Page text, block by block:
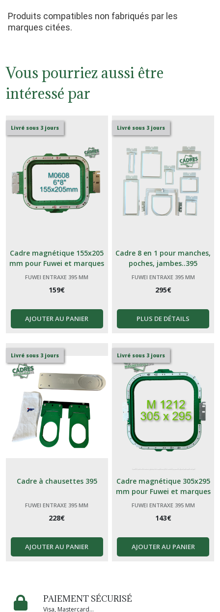
Produits compatibles non fabriqués par les
marques citées.
Vous pourriez aussi être
intéressé par
Livré sous 3 jours
Cadre magnétique 155x205
mm pour Fuwei et marques
génériques Chinoises 395
FUWEI ENTRAXE 395 MM
159€
AJOUTER AU PANIER
Livré sous 3 jours
Cadre 8 en 1 pour manches,
poches, jambes..395
FUWEI ENTRAXE 395 MM
295€
PLUS DE DÉTAILS
Livré sous 3 jours
Cadre à chausettes 395
FUWEI ENTRAXE 395 MM
228€
AJOUTER AU PANIER
Livré sous 3 jours
Cadre magnétique 305x295
mm pour Fuwei et marques
génériques Chinoises
FUWEI ENTRAXE 395 MM
143€
AJOUTER AU PANIER
PAIEMENT SÉCURISÉ
Visa, Mastercard...